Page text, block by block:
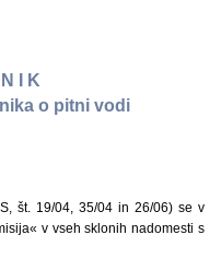
I K
o pitni vodi
št. 19/04, 35/04 in 26/06) se v
v vseh sklonih nadomesti s